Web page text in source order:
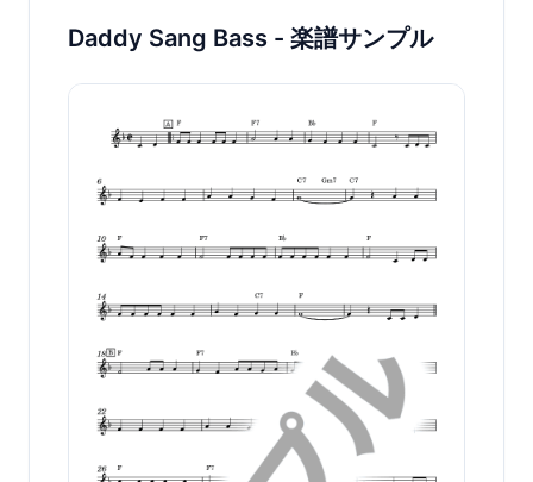
Daddy Sang Bass - 楽譜サンプル